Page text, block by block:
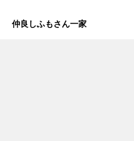
仲良しふもさん一家